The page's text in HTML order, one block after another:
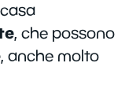
, che possono
, anche molto